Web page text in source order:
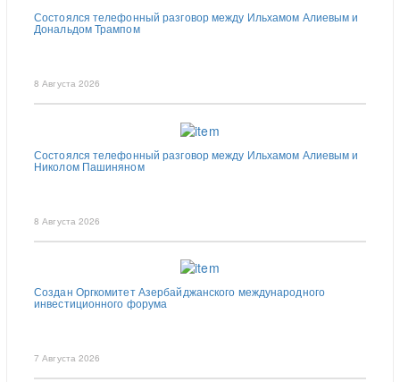
Состоялся телефонный разговор между Ильхамом Алиевым и
Дональдом Трампом
8 Августа 2026
Состоялся телефонный разговор между Ильхамом Алиевым и
Николом Пашиняном
8 Августа 2026
Создан Оргкомитет Азербайджанского международного
инвестиционного форума
7 Августа 2026